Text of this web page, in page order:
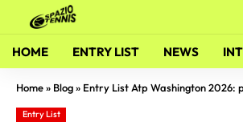
HOME ENTRY LIST NEWS
Home» Blog» Entry List Atp Washington 2026:
Entry List